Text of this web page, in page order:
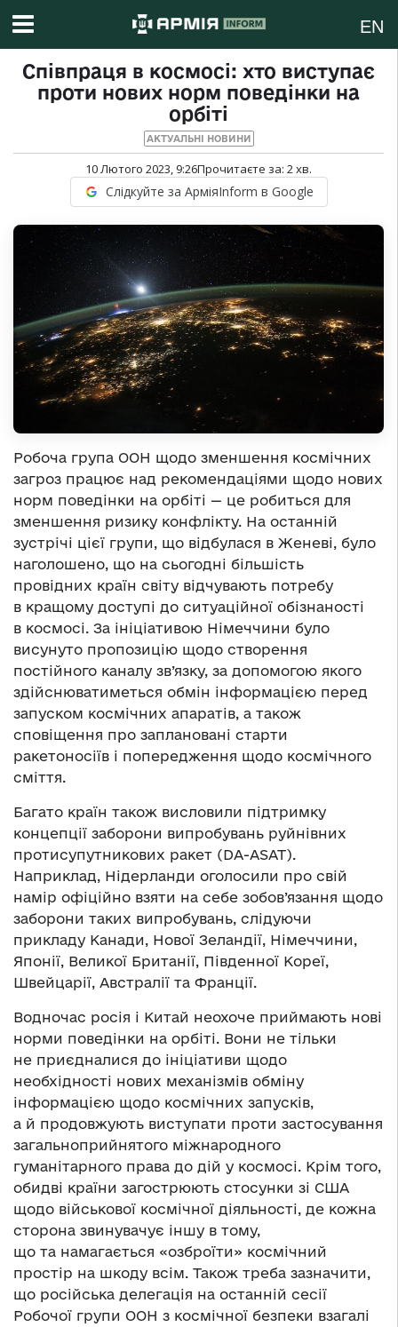
EN
Співпраця в космосі: хто виступає
проти нових норм поведінки на
орбіті
АКТУАЛЬНІ НОВИНИ
10 Лютого 2023, 9:26Прочитаєте за: 2хв.
Слідкуйте за АрміяInform в Google
Робоча група ООН щодо зменшення космічних
загроз працює над рекомендаціями щодо нових
норм поведінки на орбіті — це робиться для
зменшення ризику конфлікту. На останній
зустрічі цієї групи, що відбулася в Женеві, було
наголошено, що на сьогодні більшість
провідних країн світу відчувають потребу
в кращому доступі до ситуаційної обізнаності
в космосі. За ініціативою Німеччини було
висунуто пропозицію щодо створення
постійного каналу зв’язку, за допомогою якого
здійснюватиметься обмін інформацією перед
запуском космічних апаратів, а також
сповіщення про заплановані старти
ракетоносіїв і попередження щодо космічного
сміття.
Багато країн також висловили підтримку
концепції заборони випробувань руйнівних
протисупутникових ракет (DA-ASAT).
Наприклад, Нідерланди оголосили про свій
намір офіційно взяти на себе зобов’язання щодо
заборони таких випробувань, слідуючи
прикладу Канади, Нової Зеландії, Німеччини,
Японії, Великої Британії, Південної Кореї,
Швейцарії, Австралії та Франції.
Водночас росія і Китай неохоче приймають нові
норми поведінки на орбіті. Вони не тільки
не приєдналися до ініціативи щодо
необхідності нових механізмів обміну
інформацією щодо космічних запусків,
а й продовжують виступати проти застосування
загальноприйнятого міжнародного
гуманітарного права до дій у космосі. Крім того,
обидві країни загострюють стосунки зі США
щодо військової космічної діяльності, де кожна
сторона звинувачує іншу в тому,
що та намагається «озброїти» космічний
простір на шкоду всім. Також треба зазначити,
що російська делегація на останній сесії
Робочої групи ООН з космічної безпеки взагалі